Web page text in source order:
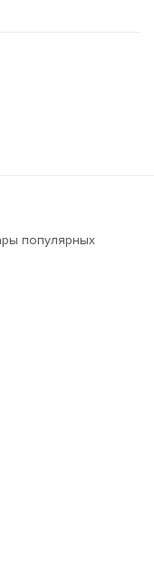
популярных